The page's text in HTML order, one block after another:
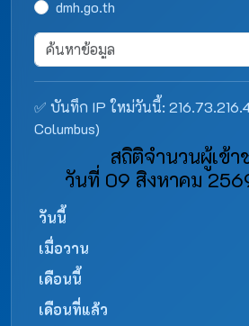
dmh.go.th
✅ บันทึก IP ใหม่วันนี้:
Columbus)
สถิติจำนวนผู้เข้า
วันที่ 09 สิงหาคม
วันนี้
เมื่อวาน
เดือนนี้
เดือนที่แล้ว